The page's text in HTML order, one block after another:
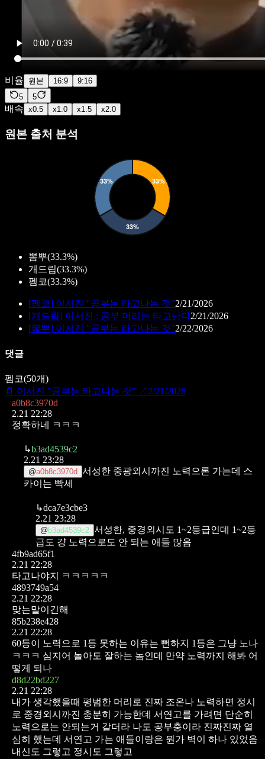
비율 원본 16:9
9:16
5
5
배속 x0.5 x1.0 x1.5 x2.0
원본 출처 분석
뽐뿌(33.3%)
개드립(33.3%)
펨코(33.3%)
[펨코] 이서진 "공부는 타고나는 것"2/21/2026
[개드립] 이서진 : 공부 머리는 타고난다2/21/2026
[뽐뿌] 이서진 "공부는 타고나는 것"2/22/2026
댓글
펨코(50개)
📄 이서진 "공부는 타고나는 것" ↗ 2/21/2026
a0b8c3970d
2.21 22:28
정확하네 ㅋㅋㅋ
↳b3ad4539c2
2.21 23:28
@a0b8c3970d 서성한 중광외시까진 노력으론 가는데 스
카이는 빡세
↳dca7e3cbe3
2.21 23:28
@ b3ad4539c2 서성한, 중경외시도 1~2등급인데 1~2등
급도 걍 노력으로도 안 되는 애들 많음
4fb9ad65f1
2.21 22:28
타고나야지 ㅋㅋㅋㅋㅋ
4893749a54
2.21 22:28
맞는말이긴해
85b238e428
2.21 22:28
60등이 노력으로 1등 못하는 이유는 뻔하지
1등은 그냥 노나
ㅋㅋㅋ 심지어 놀아도 잘하는 놈인데 만약 노력까지 해봐 어
떻게 되나
d8d22bd227
2.21 22:28
내가 생각했을때 평범한 머리로 진짜 조온나 노력하면 정시
로 중경외시까진 충분히 가능한데 서연고를 가려면 단순히
노력으로는 안되는거 같더라 나도 공부충이라 진짜진짜 열
심히 했는데 서연고 가는 애들이랑은 뭔가 벽이 하나 있었음
내신도 그렇고 정시도 그렇고